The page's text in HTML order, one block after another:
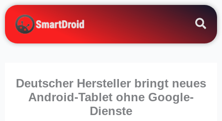
Zum
Inhalt
springen
Deutscher Hersteller bringt neues
Android-Tablet ohne Google-
Dienste